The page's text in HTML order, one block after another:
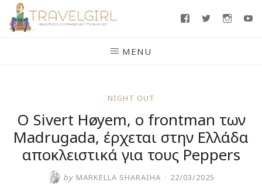
Skip
FacebookTwitter
MENU
NIGHT OUT
Ο Sivert Høyem, ο frontman των
Madrugada, έρχεται στην Ελλάδα
αποκλειστικά για τους Peppers
by MARKELLA SHARAIHA / 22/03/2025